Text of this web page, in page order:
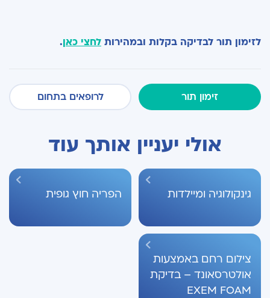
לזימון תור לבדיקה בקלות ובמהירות לחצי כאן.
זימון תור לרופאים בתחום
אולי יעניין אותך עוד
גינקולוגיה ומיילדות הפריה חוץ גופית
צילום רחם באמצעות
אולטרסאונד – בדיקת
EXEM FOAM